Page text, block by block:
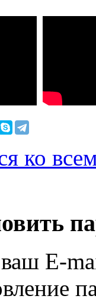
ко
E-